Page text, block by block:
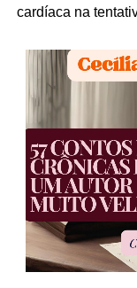
cardíaca na